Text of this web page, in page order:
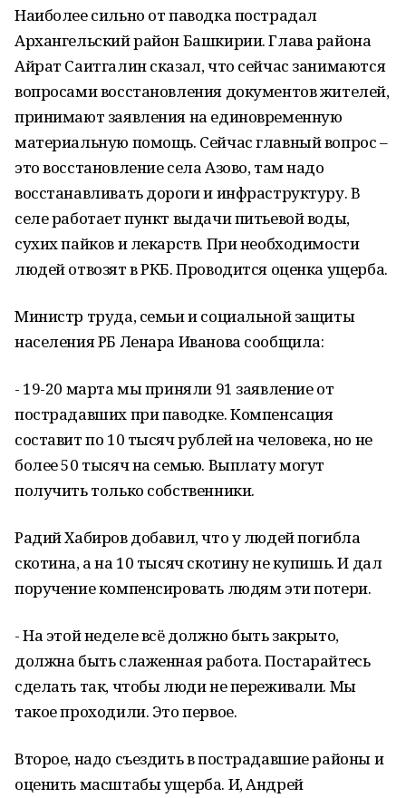
Наиболее сильно от паводка пострадал
Архангельский район Башкирии. Глава района
Айрат Саитгалин сказал, что сейчас занимаются
вопросами восстановления документов жителей,
принимают заявления на единовременную
материальную помощь. Сейчас главный вопрос –
это восстановление села Азово, там надо
восстанавливать дороги и инфраструктуру. В
селе работает пункт выдачи питьевой воды,
сухих пайков и лекарств. При необходимости
людей отвозят в РКБ. Проводится оценка ущерба.
Министр труда, семьи и социальной защиты
населения РБ Ленара Иванова сообщила:
- 19-20 марта мы приняли 91 заявление от
пострадавших при паводке. Компенсация
составит по 10 тысяч рублей на человека, но не
более 50 тысяч на семью. Выплату могут
получить только собственники.
Радий Хабиров добавил, что у людей погибла
скотина, а на 10 тысяч скотину не купишь. И дал
поручение компенсировать людям эти потери.
- На этой неделе всё должно быть закрыто,
должна быть слаженная работа. Постарайтесь
сделать так, чтобы люди не переживали. Мы
такое проходили. Это первое.
Второе, надо съездить в пострадавшие районы и
оценить масштабы ущерба. И, Андрей